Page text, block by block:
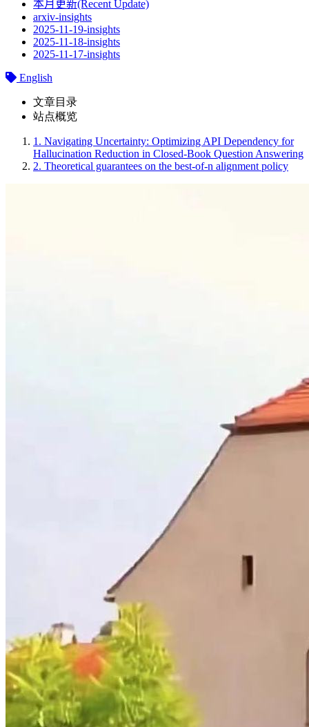
本月更新(Recent Update)
arxiv-insights
2025-11-19-insights
2025-11-18-insights
2025-11-17-insights
English
文章目录
站点概览
1. Navigating Uncertainty: Optimizing API Dependency for
Hallucination Reduction in Closed-Book Question Answering
2. Theoretical guarantees on the best-of-n alignment policy